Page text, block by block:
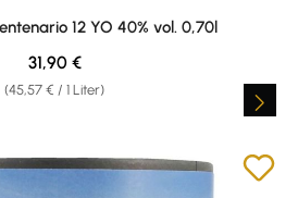
von 4.57 von 5 Sternen
12 YO 40% vol. 0,70l
(45,57 € / 1 Liter)
Regulärer Preis:
31,90 €